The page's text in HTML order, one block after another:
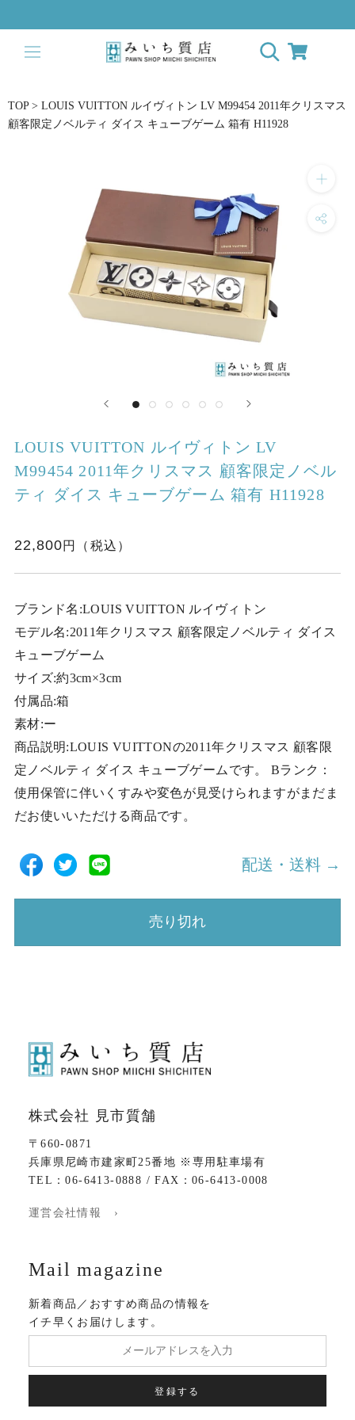
キ
て
コ
TOP > LOUIS VUITTON ルイヴィトン LV M99454 2011年クリスマス
顧客限定ノベルティ ダイス キューブゲーム 箱有 H11928
LOUIS VUITTON ルイヴィトン LV
M99454 2011年クリスマス 顧客限定ノベル
ティ ダイス キューブゲーム 箱有 H11928
22,800
ブランド名:LOUIS VUITTON ルイヴィトン
モデル名:2011年クリスマス 顧客限定ノベルティ ダイス
キューブゲーム
サイズ:約3cm×3cm
付属品:箱
素材:ー
商品説明:LOUIS VUITTONの2011年クリスマス 顧客限
定ノベルティ ダイス キューブゲームです。 Bランク：
使用保管に伴いくすみや変色が見受けられますがまだま
だお使いいただける商品です。
配送・送料 →
売り切れ
株式会社 見市質舗
〒660-0871
兵庫県尼崎市建家町25番地 ※専用駐車場有
TEL：06-6413-0888 / FAX：06-6413-0008
運営会社情報 ›
Mail magazine
新着商品／おすすめ商品の情報を
イチ早くお届けします。
登録する